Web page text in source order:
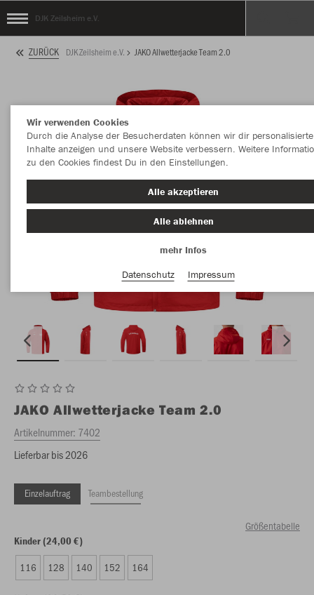
DJK Zeilsheim e.V.
ZURÜCK DJK Zeilsheim e.V. JAKO Allwetterjacke Team 2.0
JAKO Allwetterjacke Team 2.0
Artikelnummer: 7402
Lieferbar bis 2026
Einzelauftrag Teambestellung
Größentabelle
Kinder (24,00 €)
116 128 140 152 164
Wir verwenden Cookies
Durch die Analyse der Besucherdaten können wir dir personalisierte
Inhalte anzeigen und unsere Website verbessern. Weitere
zu den Cookies findest Du in den Einstellungen.
Alle akzeptieren
Alle ablehnen
mehr Infos
Datenschutz
Impressum